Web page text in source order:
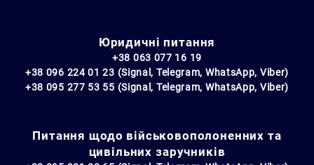
Юридичні питання
+38 063 077 16 19
+38 096 224 01 23 (Signal, Telegram, WhatsApp, Viber)
+38 095 277 53 55 (Signal, Telegram, WhatsApp, Viber)
Питання щодо військовополоненних та
цивільних заручників